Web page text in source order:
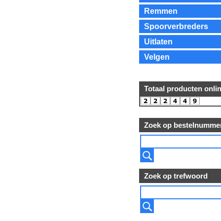
Remmen
Spoorverbreders
Uitlaten
Velgen
Totaal producten
Zoek op
Zoek op trefwoord